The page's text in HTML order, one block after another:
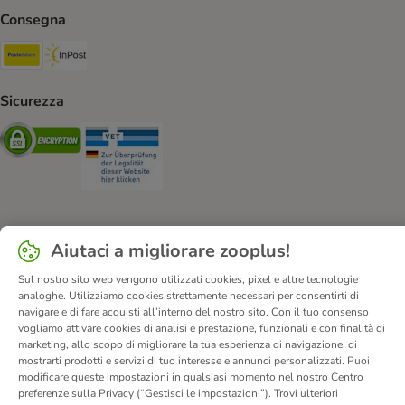
Consegna
Poste Italiane. Shipping Method
Sicurezza
Security
Chi siamo Carriera
Informazioni Legali
Vai all'Atto sui servizi digitali.
Corporate Website
Condizioni Generali
Modulo tipo di recesso
Disposizioni ambientali & smaltimento
Contatto
Spese e tempi di consegna
Metodi di Pagamento
Privacy
I clienti dicono di noi
Dichiarazione di accessibilità
Aiutaci a migliorare zooplus!
Sul nostro sito web vengono utilizzati cookies, pixel e altre tecnologie
analoghe. Utilizziamo cookies strettamente necessari per consentirti di
navigare e di fare acquisti all’interno del nostro sito. Con il tuo consenso
vogliamo attivare cookies di analisi e prestazione, funzionali e con finalità di
marketing, allo scopo di migliorare la tua esperienza di navigazione, di
mostrarti prodotti e servizi di tuo interesse e annunci personalizzati. Puoi
modificare queste impostazioni in qualsiasi momento nel nostro Centro
preferenze sulla Privacy (“Gestisci le impostazioni”). Trovi ulteriori